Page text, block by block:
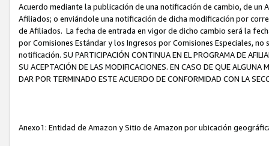
Acuerdo mediante la publicación de una notificación de cambio, de
Afiliados; o enviándole una notificación de dicha modificación por
de Afiliados. La fecha de entrada en vigor de dicho cambio será la
por Comisiones Estándar y los Ingresos por Comisiones Especiales,
notificación. SU PARTICIPACIÓN CONTINUA EN EL PROGRAMA DE
SU ACEPTACIÓN DE LAS MODIFICACIONES. EN CASO DE QUE ALGUNA
DAR POR TERMINADO ESTE ACUERDO DE CONFORMIDAD CON LA
Anexo1: Entidad de Amazon y Sitio de Amazon por ubicación